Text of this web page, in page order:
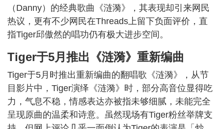
（Danny）的经典歌曲《涟漪》，其表现却引来网民
热议，更有不少网民在Threads上留下负面评价，直
指Tiger邱傲然的唱功仍有极大进步空间。
Tiger于5月推出《涟漪》重新编曲
Tiger于5月时推出重新编曲的翻唱歌《涟漪》，从节
目影片中，Tiger演绎《涟漪》时，部分高音位显得吃
力，气息不稳，情感表达亦被指未够细腻，未能完全
呈现原曲的温柔和诗意。虽然现场有Tiger粉丝举牌支